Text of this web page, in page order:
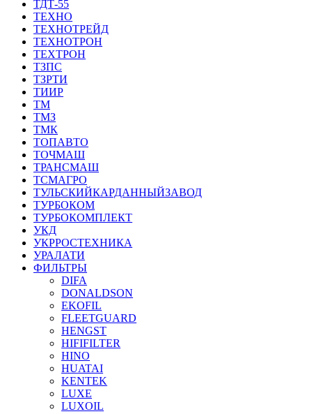
ТДТ-55
ТЕХНО
ТЕХНОТРЕЙД
ТЕХНОТРОН
ТЕХТРОН
ТЗПС
ТЗРТИ
ТИИР
ТМ
ТМЗ
ТМК
ТОПАВТО
ТОЧМАШ
ТРАНСМАШ
ТСМАГРО
ТУЛЬСКИЙКАРДАННЫЙЗАВОД
ТУРБОКОМ
ТУРБОКОМПЛЕКТ
УКД
УКРРОСТЕХНИКА
УРАЛАТИ
ФИЛЬТРЫ
DIFA
DONALDSON
EKOFIL
FLEETGUARD
HENGST
HIFIFILTER
HINO
HUATAI
KENTEK
LUXE
LUXOIL